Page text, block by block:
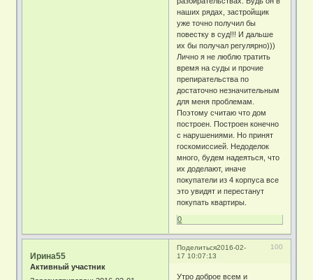
наших рядах, застройщик
уже точно получил бы
повестку в суд!!! И дальше
их бы получал регулярно)))
Лично я не люблю тратить
время на суды и прочие
препирательства по
достаточно незначительным
для меня проблемам.
Поэтому считаю что дом
построен. Построен конечно
с нарушениями. Но принят
госкомиссией. Недоделок
много, будем надеяться, что
их доделают, иначе
покупатели из 4 корпуса все
это увидят и перестанут
покупать квартиры.
0
Поделиться 100
2016-02-
17 10:07:13
Ирина55
Активный участник
Утро доброе всем и